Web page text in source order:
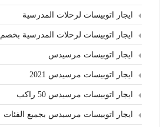
ايجار اتوبيسات لرحلات المدرسية
ايجار اتوبيسات لرحلات المدرسية بخصم 5% للقطاع الحكومي
ايجار اتوبيسات مرسيدس
ايجار اتوبيسات مرسيدس 2021
ايجار اتوبيسات مرسيدس 50 راكب
ايجار اتوبيسات مرسيدس بجميع الفئات